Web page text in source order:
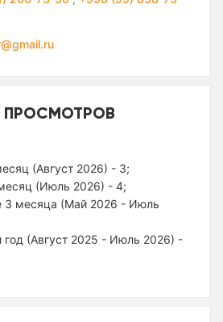
ПРОСМОТРОВ
(Август 2026) - 3;
(Июль 2026) - 4;
3 месяца (Май 2026 - Июль
год (Август 2025 - Июль 2026) -